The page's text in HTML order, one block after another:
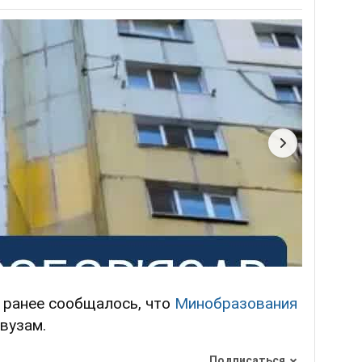
ранее сообщалось, что Минобразования